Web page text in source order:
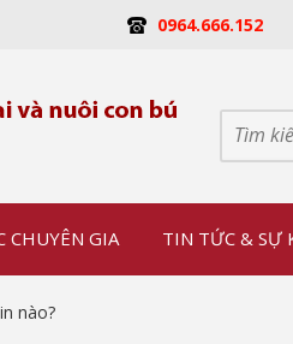
0964.666.152
CHUYÊN GIA TIN TỨC & SỰ
nào?